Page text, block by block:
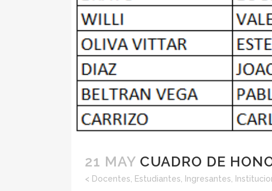
21 MAY CUADRO DE
< Docentes Estudiantes Ingresantes